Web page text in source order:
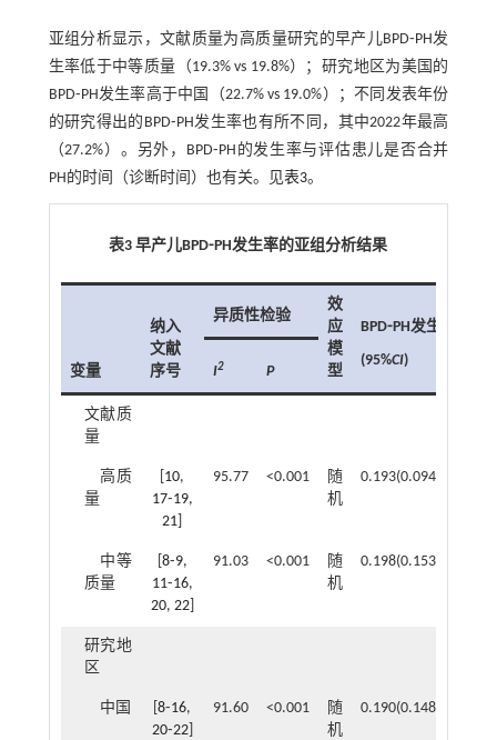
亚组分析显示，文献质量为高质量研究的早产儿BPD⁃PH发
生率低于中等质量（19.3% vs 19.8%）；研究地区为美国的
BPD⁃PH发生率高于中国（22.7% vs 19.0%）；不同发表年份
的研究得出的BPD⁃PH发生率也有所不同，其中2022年最高
（27.2%）。另外，BPD⁃PH的发生率与评估患儿是否合并
PH的时间（诊断时间）也有关。见表3。
表3 早产儿BPD⁃PH发生率的亚组分析结果
变量
纳入
文献
序号
异质性检验
效
应
模
型
BPD⁃PH发生率
(95%CI)
I2 P
文献质
量
高质
量
10,
17⁃19,
21
95.77 <0.001
随
机
0.193(0.094~0.317)
中等
质量
8⁃9,
11⁃16,
20, 22]
91.03 <0.001
随
机
0.198(0.153~0.247)
研究地
区
中国 [8⁃16,
20⁃22]
91.60 <0.001
随
机
0.190(0.148~0.235)